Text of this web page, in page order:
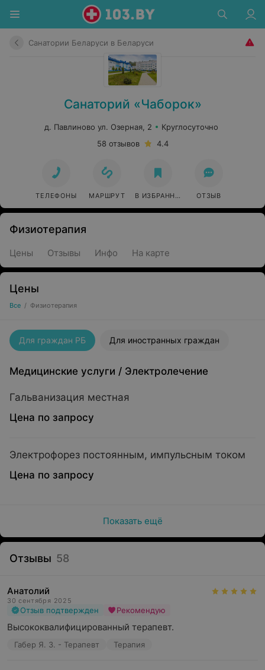
Санатории Беларуси в Беларуси
Санаторий «Чаборок»
д. Павлиново ул. Озерная, 2
Круглосуточно
58 отзывов
4.4
ТЕЛЕФОНЫ МАРШРУТ В ИЗБРАННОЕ ОТЗЫВ
Физиотерапия
Цены Отзывы Инфо На карте
Цены
Все / Физиотерапия
Для граждан РБ Для иностранных граждан
Медицинские услуги / Электролечение
Гальванизация местная
Цена по запросу
Электрофорез постоянным, импульсным током
Цена по запросу
Показать ещё
Отзывы 58
Анатолий
30 сентября 2025
Отзыв подтвержден Рекомендую
Высококвалифицированный терапевт.
Габер Я. З. - Терапевт Терапия